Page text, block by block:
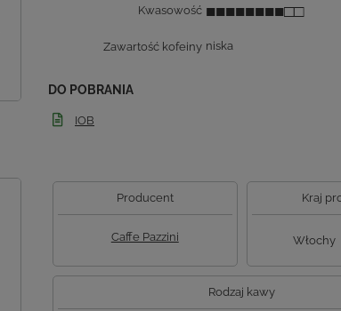
Kwasowość ■■■■■■■■□□
Zawartość kofeiny niska
DO POBRANIA
IOB
Producent
Caffe Pazzini
Kraj
Włochy
Rodzaj kawy